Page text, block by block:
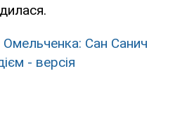
Сан Санич
- версія